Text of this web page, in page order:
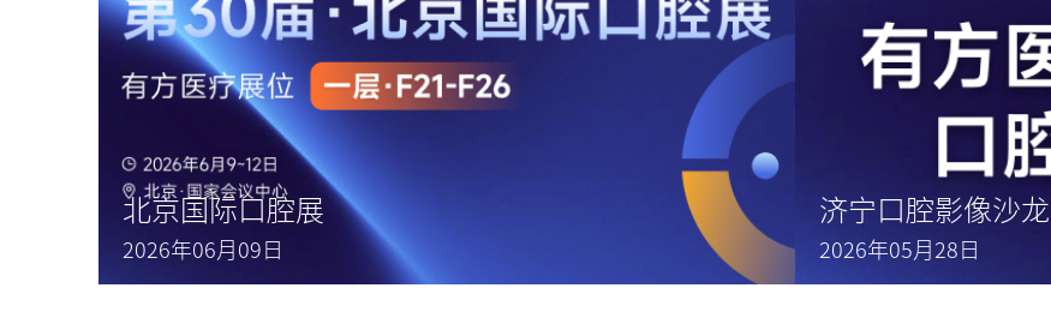
北京国际口腔展
2026年06月09日
济宁口腔影像沙龙
2026年05月28日